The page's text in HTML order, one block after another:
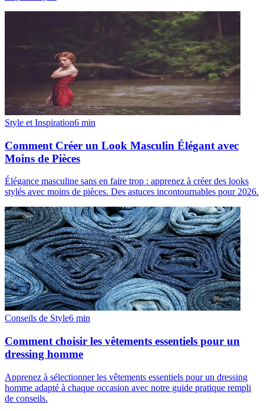
Style et Inspiration6 min
Comment Créer un Look Masculin Élégant avec
Moins de Pièces
Élégance masculine sans en faire trop : apprenez à créer des looks
stylés avec moins de pièces. Des astuces incontournables pour 2026.
Conseils de Style6 min
Comment choisir les vêtements essentiels pour un
dressing homme
Apprenez à sélectionner les vêtements essentiels pour un dressing
homme adapté à chaque occasion avec notre guide pratique rempli
de conseils.